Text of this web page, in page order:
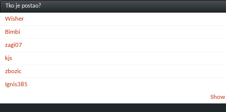
Tko je postao?
Wisher
Bimbi
zagi07
kjs
zbozic
Ignis385